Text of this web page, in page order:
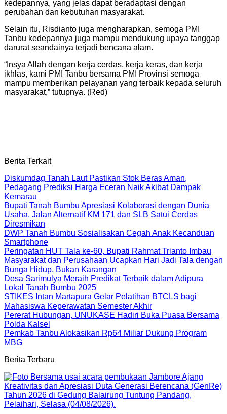
kedepannya, yang jelas dapat beradaptasi dengan
perubahan dan kebutuhan masyarakat.
Selain itu, Risdianto juga mengharapkan, semoga PMI
Tanbu kedepannya juga mampu mendukung upaya tanggap
darurat seandainya terjadi bencana alam.
“Insya Allah dengan kerja cerdas, kerja keras, dan kerja
ikhlas, kami PMI Tanbu bersama PMI Provinsi semoga
mampu memberikan pelayanan yang terbaik kepada seluruh
masyarakat,” tutupnya. (Red)
Berita Terkait
Diskumdag Tanah Laut Pastikan Stok Beras Aman,
Pedagang Prediksi Harga Eceran Naik Akibat Dampak
Kemarau
Bupati Tanah Bumbu Apresiasi Kolaborasi dengan Dunia
Usaha, Jalan Alternatif KM 171 dan SLB Satui Cerdas
Diresmikan
DWP Tanah Bumbu Sosialisakan Cegah Anak Kecanduan
Smartphone
Peringatan HUT Tala ke-60, Bupati Rahmat Trianto Imbau
Masyarakat dan Perusahaan Ucapkan Hari Jadi Tala dengan
Bunga Hidup, Bukan Karangan
Desa Sarimulya Meraih Predikat Terbaik dalam Adipura
Lokal Tanah Bumbu 2025
STIKES Intan Martapura Gelar Pelatihan BTCLS bagi
Mahasiswa Keperawatan Semester Akhir
Pererat Hubungan, UNUKASE Hadiri Buka Puasa Bersama
Polda Kalsel
Pemkab Tanbu Alokasikan Rp64 Miliar Dukung Program
MBG
Berita Terbaru